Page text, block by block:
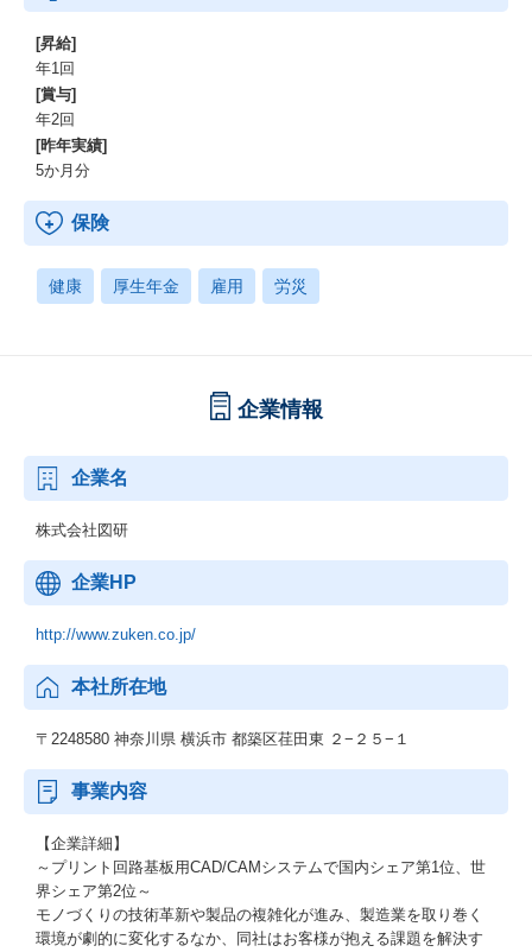
[昇給]
年1回
[賞与]
年2回
[昨年実績]
5か月分
保険
健康 厚生年金 雇用 労災
企業情報
企業名
株式会社図研
企業HP
http://www.zuken.co.jp/
本社所在地
〒2248580 神奈川県 横浜市 都築区荏田東 ２−２５−１
事業内容
【企業詳細】
～プリント回路基板用CAD/CAMシステムで国内シェア第1位、世
界シェア第2位～
モノづくりの技術革新や製品の複雑化が進み、製造業を取り巻く
環境が劇的に変化するなか、同社はお客様が抱える課題を解決す